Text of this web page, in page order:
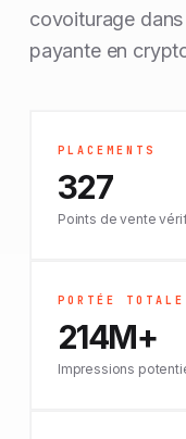
covoiturage
payante en
PLACEMENTS
327
Points de vente
PORTÉE TOTALE
214M+
Impressions